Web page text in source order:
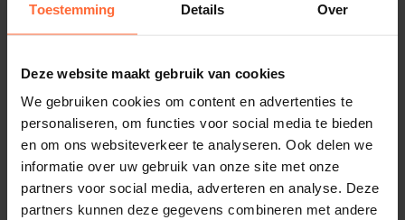
Toestemming Details Over
Deze website maakt gebruik van cookies
We gebruiken cookies om content en advertenties te
personaliseren, om functies voor social media te bieden
en om ons websiteverkeer te analyseren. Ook delen we
informatie over uw gebruik van onze site met onze
partners voor social media, adverteren en analyse. Deze
partners kunnen deze gegevens combineren met andere